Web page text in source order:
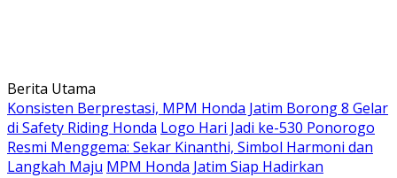
Langsung
ke
konten
Berita Utama
Konsisten Berprestasi, MPM Honda Jatim Borong 8 Gelar
di Safety Riding Honda Logo Hari Jadi ke-530 Ponorogo
Resmi Menggema: Sekar Kinanthi, Simbol Harmoni dan
Langkah Maju MPM Honda Jatim Siap Hadirkan